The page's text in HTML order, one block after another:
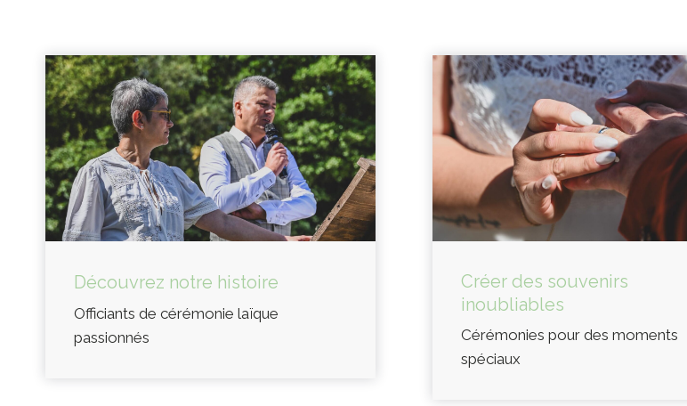
Découvrez notre histoire
Officiants de cérémonie laïque
passionnés
Créer des souvenirs
inoubliables
Cérémonies pour des moments
spéciaux